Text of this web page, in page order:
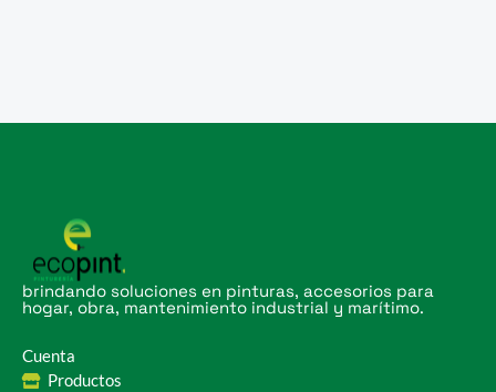
brindando soluciones en pinturas, accesorios para
hogar, obra, mantenimiento industrial y marítimo.
Cuenta
Productos